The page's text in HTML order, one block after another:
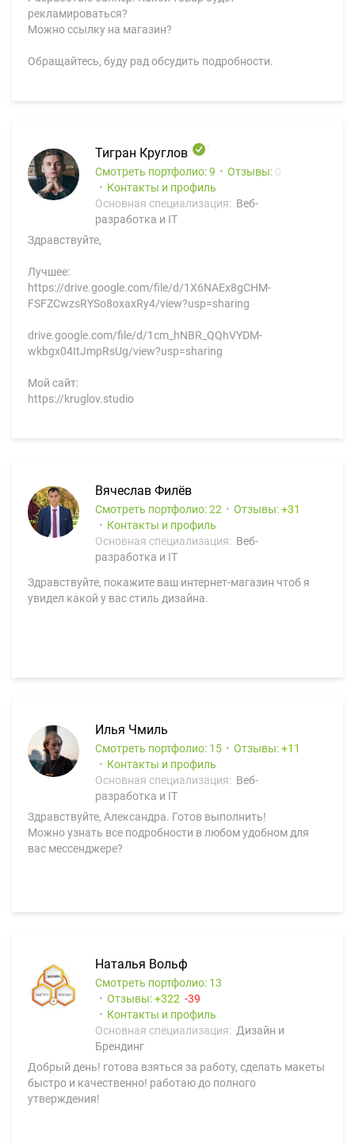
рекламироваться?
Можно ссылку на магазин?
Обращайтесь, буду рад обсудить подробности.
Тигран Круглов
Смотреть портфолио: 9 Отзывы: 0
Контакты и профиль
Основная специализация: Веб-
разработка и IT
Здравствуйте,
Лучшее:
https://drive.google.com/file/d/1X6NAEx8gCHM-
FSFZCwzsRYSo8oxaxRy4/view?usp=sharing
drive.google.com/file/d/1cm_hNBR_QQhVYDM-
wkbgx04ItJmpRsUg/view?usp=sharing
Мой сайт:
https://kruglov.studio
Вячеслав Филёв
Смотреть портфолио: 22 Отзывы:
31
Контакты и профиль
Основная специализация: Веб-
разработка и IT
Здравствуйте, покажите ваш интернет-магазин чтоб я
увидел какой у вас стиль дизайна.
Илья Чмиль
Смотреть портфолио: 15 Отзывы:
11
Контакты и профиль
Основная специализация: Веб-
разработка и IT
Здравствуйте, Александра. Готов выполнить!
Можно узнать все подробности в любом удобном для
вас мессенджере?
Наталья Вольф
Смотреть портфолио: 13
Отзывы:
322
39
Контакты и профиль
Основная специализация: Дизайн и
Брендинг
Добрый день! готова взяться за работу, сделать макеты
быстро и качественно! работаю до полного
утверждения!